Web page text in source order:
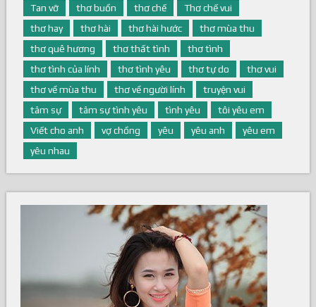
Tan vỡ
thơ buồn thơ chế
Thơ chế vui
thơ hay
thơ hài thơ hài hước
thơ mùa thu
thơ quê hương
thơ thất tình
thơ tình
thơ tình của lính
thơ tình yêu thơ tự do
thơ vui
thơ về mùa thu
thơ về người lính
truyện vui
tâm sự
tâm sự tình yêu tình yêu
tôi yêu em
Viết cho anh
vợ chồng yêu yêu anh
yêu em
yêu nhau